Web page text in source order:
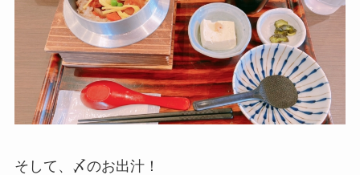
そして、〆のお出汁！